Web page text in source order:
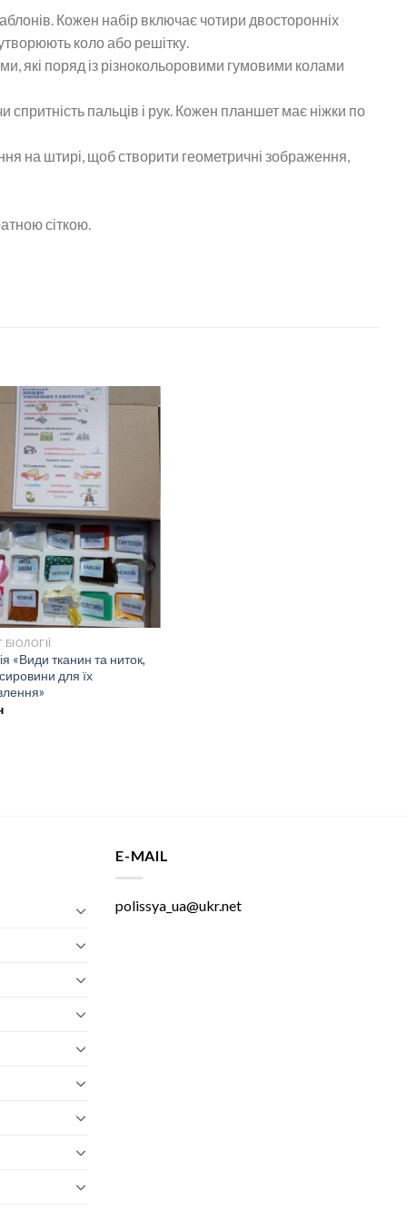
Кожен набір включає чотири двосторонніх
коло або решітку.
які поряд із різнокольоровими гумовими колами
пальців і рук. Кожен планшет має ніжки по
на штирі, щоб створити геометричні зображення,
сіткою.
БІОЛОГІЇ
«Види тканин та ниток,
для їх
E-MAIL
polissya_ua@ukr.net